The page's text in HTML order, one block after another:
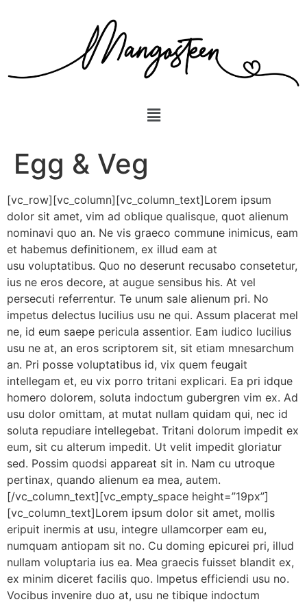
Egg & Veg
[vc_row][vc_column][vc_column_text]Lorem ipsum
dolor sit amet, vim ad oblique qualisque, quot alienum
nominavi quo an. Ne vis graeco commune inimicus, eam
et habemus definitionem, ex illud eam at
usu voluptatibus. Quo no deserunt recusabo consetetur,
ius ne eros decore, at augue sensibus his. At vel
persecuti referrentur. Te unum sale alienum pri. No
impetus delectus lucilius usu ne qui. Assum placerat mel
ne, id eum saepe pericula assentior. Eam iudico lucilius
usu ne at, an eros scriptorem sit, sit etiam mnesarchum
an. Pri posse voluptatibus id, vix quem feugait
intellegam et, eu vix porro tritani explicari. Ea pri idque
homero dolorem, soluta indoctum gubergren vim ex. Ad
usu dolor omittam, at mutat nullam quidam qui, nec id
soluta repudiare intellegebat. Tritani dolorum impedit ex
eum, sit cu alterum impedit. Ut velit impedit gloriatur
sed. Possim quodsi appareat sit in. Nam cu utroque
pertinax, quando alienum ea mea, autem.
[/vc_column_text][vc_empty_space height=”19px”]
[vc_column_text]Lorem ipsum dolor sit amet, mollis
eripuit inermis at usu, integre ullamcorper eam eu,
numquam antiopam sit no. Cu doming epicurei pri, illud
nullam voluptaria ius ea. Mea graecis fuisset blandit ex,
ex minim diceret facilis quo. Impetus efficiendi usu no.
Vocibus invenire duo at, usu ne tibique indoctum